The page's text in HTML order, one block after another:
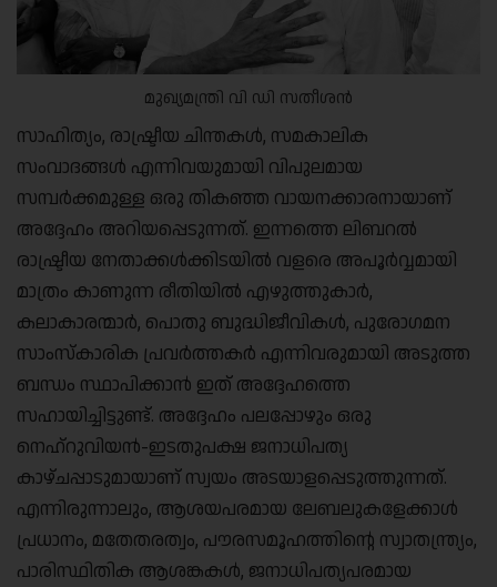
മുഖ്യമന്ത്രി വി ഡി സതീശൻ
സാഹിത്യം, രാഷ്ട്രീയ ചിന്തകൾ, സമകാലിക
സംവാദങ്ങൾ എന്നിവയുമായി വിപുലമായ
സമ്പർക്കമുള്ള ഒരു തികഞ്ഞ വായനക്കാരനായാണ്
അദ്ദേഹം അറിയപ്പെടുന്നത്. ഇന്നത്തെ ലിബറൽ
രാഷ്ട്രീയ നേതാക്കൾക്കിടയിൽ വളരെ അപൂർവ്വമായി
മാത്രം കാണുന്ന രീതിയിൽ എഴുത്തുകാർ,
കലാകാരന്മാർ, പൊതു ബുദ്ധിജീവികൾ, പുരോഗമന
സാംസ്കാരിക പ്രവർത്തകർ എന്നിവരുമായി അടുത്ത
ബന്ധം സ്ഥാപിക്കാൻ ഇത് അദ്ദേഹത്തെ
സഹായിച്ചിട്ടുണ്ട്. അദ്ദേഹം പലപ്പോഴും ഒരു
നെഹ്‌റുവിയൻ-ഇടതുപക്ഷ ജനാധിപത്യ
കാഴ്ചപ്പാടുമായാണ് സ്വയം അടയാളപ്പെടുത്തുന്നത്.
എന്നിരുന്നാലും, ആശയപരമായ ലേബലുകളേക്കാൾ
പ്രധാനം, മതേതരത്വം, പൗരസമൂഹത്തിന്റെ സ്വാതന്ത്ര്യം,
പാരിസ്ഥിതിക ആശങ്കകൾ, ജനാധിപത്യപരമായ